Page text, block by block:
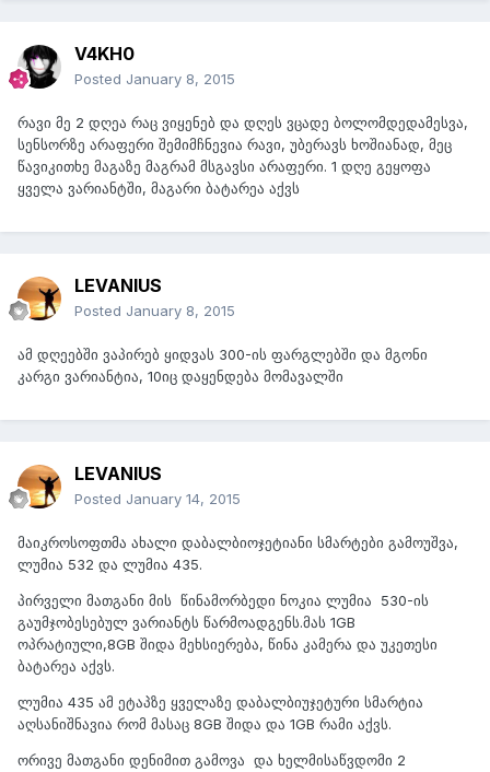
V4KH0
Posted January 8, 2015
რავი მე 2 დღეა რაც ვიყენებ და დღეს ვცადე ბოლომდედამესვა,
სენსორზე არაფერი შემიმჩნევია რავი, უბერავს ხოშიანად, მეც
წავიკითხე მაგაზე მაგრამ მსგავსი არაფერი. 1 დღე გეყოფა
ყველა ვარიანტში, მაგარი ბატარეა აქვს
LEVANIUS
Posted January 8, 2015
ამ დღეებში ვაპირებ ყიდვას 300-ის ფარგლებში და მგონი
კარგი ვარიანტია, 10იც დაყენდება მომავალში
LEVANIUS
Posted January 14, 2015
მაიკროსოფთმა ახალი დაბალბიოჯეტიანი სმარტები გამოუშვა,
ლუმია 532 და ლუმია 435.
პირველი მათგანი მის წინამორბედი ნოკია ლუმია 530-ის
გაუმჯობესებულ ვარიანტს წარმოადგენს.მას 1GB
ოპრატიული,8GB შიდა მეხსიერება, წინა კამერა და უკეთესი
ბატარეა აქვს.
ლუმია 435 ამ ეტაპზე ყველაზე დაბალბიუჯეტური სმარტია
აღსანიშნავია რომ მასაც 8GB შიდა და 1GB რამი აქვს.
ორივე მათგანი დენიმით გამოვა და ხელმისაწვდომი 2